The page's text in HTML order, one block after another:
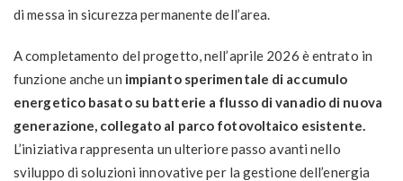
di messa in sicurezza permanente dell’area.
A completamento del progetto, nell’aprile 2026 è entrato in
funzione anche un impianto sperimentale di accumulo
energetico basato su batterie a flusso di vanadio di nuova
generazione, collegato al parco fotovoltaico esistente.
L’iniziativa rappresenta un ulteriore passo avanti nello
sviluppo di soluzioni innovative per la gestione dell’energia